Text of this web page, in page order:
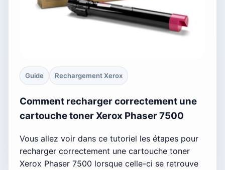
Guide Rechargement Xerox
Comment recharger correctement une
cartouche toner Xerox Phaser 7500
Vous allez voir dans ce tutoriel les étapes pour
recharger correctement une cartouche toner
Xerox Phaser 7500 lorsque celle-ci se retrouve